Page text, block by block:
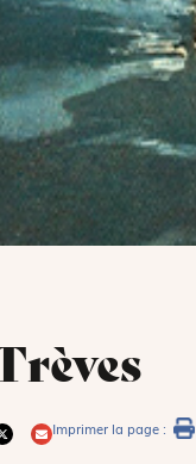
Imprimer la page :